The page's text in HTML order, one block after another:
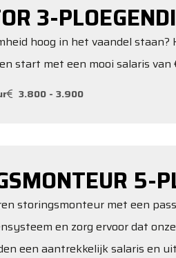
3-
hoog in het vaandel staan?
start met een mooi salaris
3.800 - 3.900
5-
storingsmonteur met een
en zorg ervoor dat
een aantrekkelijk salaris en